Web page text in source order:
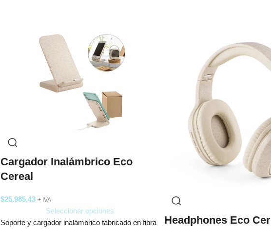
Cargador Inalámbrico Eco
Cereal
$25.985,43 + IVA
Seleccionar opciones
Soporte y cargador inalámbrico fabricado en fibra
Headphones Eco